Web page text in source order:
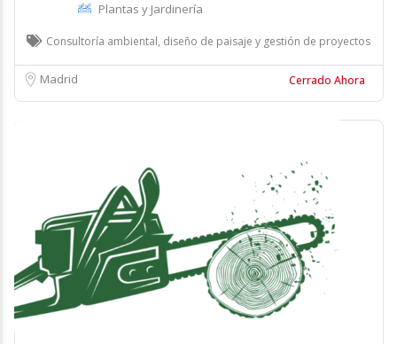
Plantas y Jardinería
Consultoría ambiental, diseño de paisaje y gestión de proyectos
Madrid Cerrado Ahora